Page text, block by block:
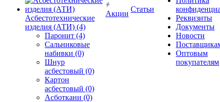
Асбестотехнические
изделия (АТИ) (4)
Паронит (4)
Сальниковые
набивки (0)
Шнур
асбестовый (0)
Картон
асбестовый (0)
Асботкани (0)
Акции
Статьи
Реквизиты
Документы
Новости
Оптовым
покупателям